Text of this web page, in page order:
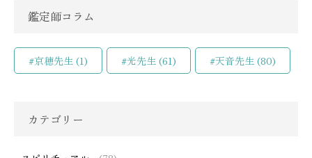
鑑定師コラム
#京穂先生 (1) #光先生 (61) #天音先生 (80)
カテゴリー